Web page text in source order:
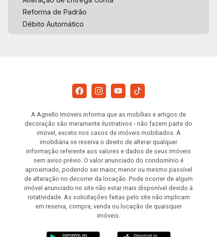
Reforma de Padrão
Débito Automático
A Agnello Imóveis informa que as mobílias e artigos de
decoração são meramente ilustrativos - não fazem parte do
imóvel, exceto nos casos de imóveis mobiliados. A
imobiliária se reserva o direito de alterar qualquer
informação referente aos valores e dados de seus imóveis
sem aviso prévio. O valor anunciado do condomínio é
aproximado, podendo ser maior, menor ou mesmo passível
de alteração no decorrer da locação. Pode ocorrer de algum
imóvel anunciado no site não estar mais disponível devido à
rotatividade. As solicitações feitas pelo site não implicam
em reserva, compra, venda ou locação de quaisquer
imóveis.